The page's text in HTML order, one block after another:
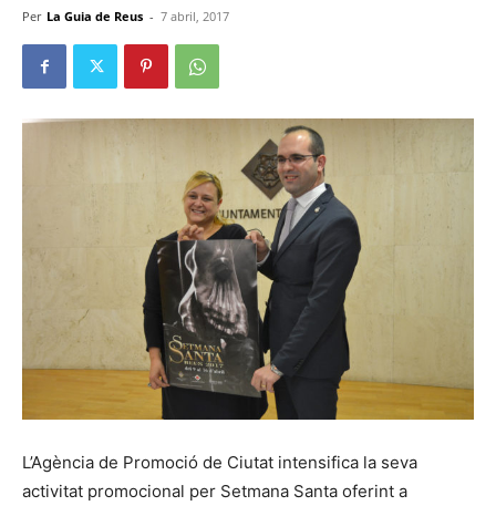
Per La Guia de Reus - 7 abril, 2017
L’Agència de Promoció de Ciutat intensifica la seva
activitat promocional per Setmana Santa oferint a